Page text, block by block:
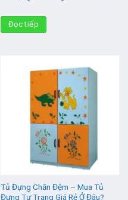
Đọc tiếp
Tủ Đựng Chăn Đệm – Mua Tủ
Đựng Tư Trang Giá Rẻ Ở Đâu?